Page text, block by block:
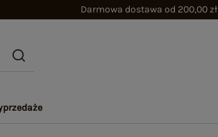
Darmowa dostawa od 200,00 zł